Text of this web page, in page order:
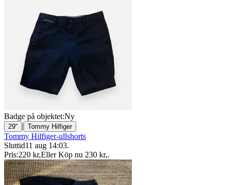
Badge på objektet:Ny
29" | Tommy Hilfiger
Tommy Hilfiger-ullshorts
Sluttid11 aug 14:03.
Pris:220 kr,Eller Köp nu 230 kr,.